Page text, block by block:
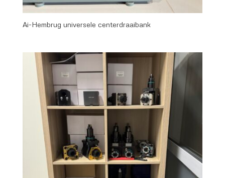
Ai-Hembrug universele centerdraaibank